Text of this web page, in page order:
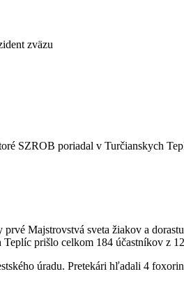
SZROB poriadal v Turčianskych
Majstrovstvá sveta žiakov a
prišlo celkom 184 účastníkov z
úradu. Pretekári hľadali 4